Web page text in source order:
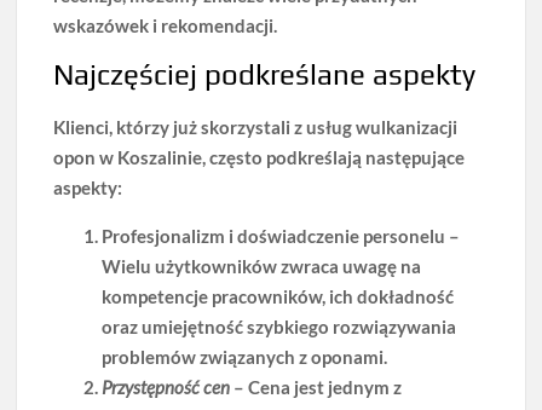
wskazówek i rekomendacji.
Najczęściej podkreślane aspekty
Klienci, którzy już skorzystali z usług wulkanizacji
opon w Koszalinie, często podkreślają następujące
aspekty:
Profesjonalizm i doświadczenie personelu –
Wielu użytkowników zwraca uwagę na
kompetencje pracowników, ich dokładność
oraz umiejętność szybkiego rozwiązywania
problemów związanych z oponami.
Przystępność cen – Cena jest jednym z